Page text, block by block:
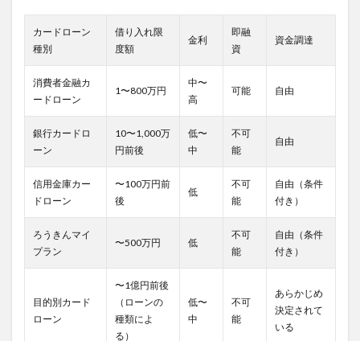
カードローン
種別
借り入れ限
度額
金利
即融
資
資金調達
消費者金融カ
ードローン
1〜800万円
中〜
高
可能 自由
銀行カードロ
ーン
10〜1,000万
円前後
低〜
中
不可
能
自由
信用金庫カー
ドローン
〜100万円前
後
低
不可
能
自由（条件
付き）
ろうきんマイ
プラン
〜500万円 低
不可
能
自由（条件
付き）
目的別カード
ローン
〜1億円前後
（ローンの
種類によ
る）
低〜
中
不可
能
あらかじめ
決定されて
いる